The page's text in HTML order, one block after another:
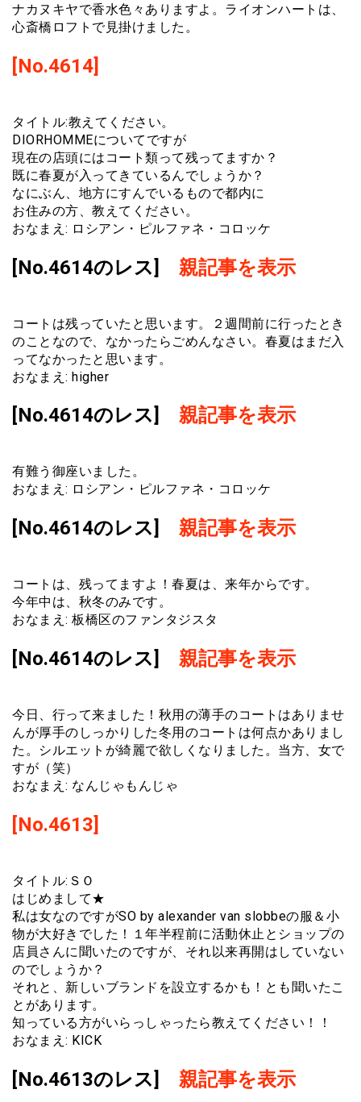
ナカヌキヤで香水色々ありますよ。ライオンハートは、
心斎橋ロフトで見掛けました。
[No.4614]
タイトル:教えてください。
DIORHOMMEについてですが
現在の店頭にはコート類って残ってますか？
既に春夏が入ってきているんでしょうか？
なにぶん、地方にすんでいるもので都内に
お住みの方、教えてください。
おなまえ: ロシアン・ピルファネ・コロッケ
[No.4614のレス] 親記事を表示
コートは残っていたと思います。２週間前に行ったとき
のことなので、なかったらごめんなさい。春夏はまだ入
ってなかったと思います。
おなまえ: higher
[No.4614のレス] 親記事を表示
有難う御座いました。
おなまえ: ロシアン・ピルファネ・コロッケ
[No.4614のレス] 親記事を表示
コートは、残ってますよ！春夏は、来年からです。
今年中は、秋冬のみです。
おなまえ: 板橋区のファンタジスタ
[No.4614のレス] 親記事を表示
今日、行って来ました！秋用の薄手のコートはありませ
んが厚手のしっかりした冬用のコートは何点かありまし
た。シルエットが綺麗で欲しくなりました。当方、女で
すが（笑）
おなまえ: なんじゃもんじゃ
[No.4613]
タイトル:ＳＯ
はじめまして★
私は女なのですがSO by alexander van slobbeの服＆小
物が大好きでした！１年半程前に活動休止とショップの
店員さんに聞いたのですが、それ以来再開はしていない
のでしょうか？
それと、新しいブランドを設立するかも！とも聞いたこ
とがあります。
知っている方がいらっしゃったら教えてください！！
おなまえ: KICK
[No.4613のレス] 親記事を表示